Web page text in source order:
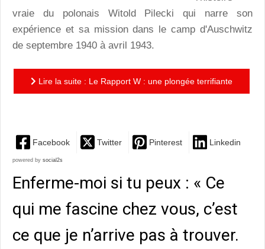
vraie du polonais Witold Pilecki qui narre son
expérience et sa mission dans le camp d'Auschwitz
de septembre 1940 à avril 1943.
Lire la suite : Le Rapport W : une plongée terrifiante
Facebook Twitter Pinterest Linkedin
powered by social2s
Enferme-moi si tu peux : « Ce
qui me fascine chez vous, c’est
ce que je n’arrive pas à trouver.